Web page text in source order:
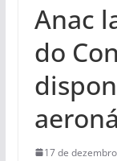
Anac
do
17 de